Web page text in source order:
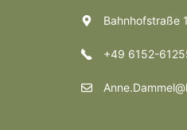
Bahnhofstraße
+49 6152-